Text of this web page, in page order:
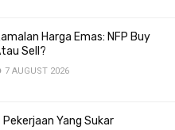
Harga Emas: NFP Buy
Sell?
7 AUGUST 2026
Pekerjaan Yang Sukar